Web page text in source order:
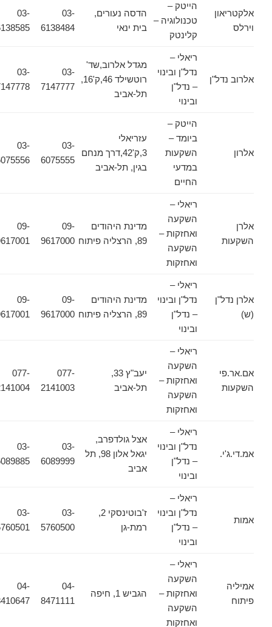
אלקטריאון
וירלס
הייטק –
טכנולוגיה –
קלינטק
הדסה נעורים,
בית ינאי
03-
6138484
03-
6138585
אלרוב נדל"ן
ריאלי –
נדל"ן ובינוי
– נדל"ן
ובינוי
מגדל אלרוב,שד'
רוטשילד 46,ק'16,
תל-אביב
03-
7147777
03-
7147778
אלרון
הייטק –
ביומד –
השקעות
במדעי
החיים
עזריאלי
3,ק'42,דרך מנחם
בגין, תל-אביב
03-
6075555
03-
6075556
אלרן
השקעות
ריאלי –
השקעה
ואחזקות –
השקעה
ואחזקות
מדינת היהודים
89, הרצליה פיתוח
09-
9617000
09-
9617001
אלרן נדל"ן
(ש)
ריאלי –
נדל"ן ובינוי
– נדל"ן
ובינוי
מדינת היהודים
89, הרצליה פיתוח
09-
9617000
09-
9617001
אם.אר.פי
השקעות
ריאלי –
השקעה
ואחזקות –
השקעה
ואחזקות
יעב"ץ 33,
תל-אביב
077-
2141003
077-
2141004
אמ.די.ג'י.
ריאלי –
נדל"ן ובינוי
– נדל"ן
ובינוי
אצל גולדפרב,
יגאל אלון 98, תל
אביב
03-
6089999
03-
6089885
אמות
ריאלי –
נדל"ן ובינוי
– נדל"ן
ובינוי
ז'בוטינסקי 2,
רמת-גן
03-
5760500
03-
5760501
אמיליה
פיתוח
ריאלי –
השקעה
ואחזקות –
השקעה
ואחזקות
הגביש 1, חיפה
04-
8471111
04-
8410647